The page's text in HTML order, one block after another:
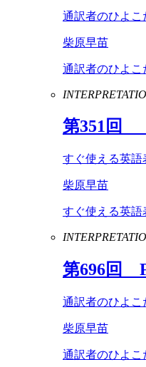
通訳者のひよこ
柴原早苗
通訳者のひよこ
第351回
すぐ使える英語
柴原早苗
すぐ使える英語
第696回
通訳者のひよこ
柴原早苗
通訳者のひよこ